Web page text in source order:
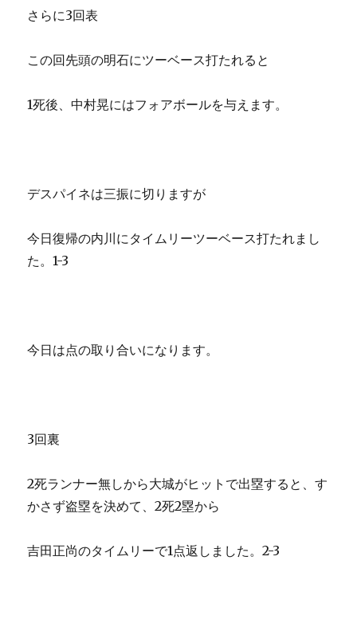
さらに3回表
この回先頭の明石にツーベース打たれると
1死後、中村晃にはフォアボールを与えます。
デスパイネは三振に切りますが
今日復帰の内川にタイムリーツーベース打たれまし
た。1-3
今日は点の取り合いになります。
3回裏
2死ランナー無しから大城がヒットで出塁すると、す
かさず盗塁を決めて、2死2塁から
吉田正尚のタイムリーで1点返しました。2-3